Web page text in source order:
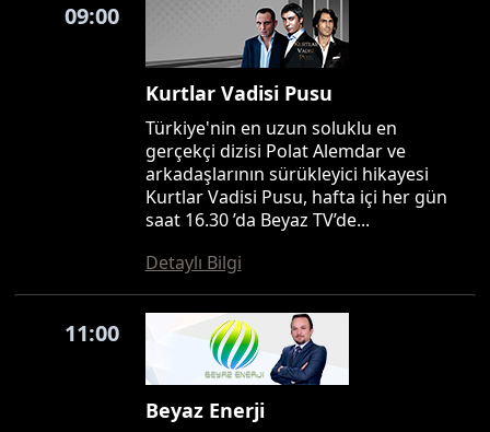
09:00
Kurtlar Vadisi Pusu
Türkiye'nin en uzun soluklu en
gerçekçi dizisi Polat Alemdar ve
arkadaşlarının sürükleyici hikayesi
Kurtlar Vadisi Pusu, hafta içi her gün
saat 16.30 ’da Beyaz TV’de...
Detaylı Bilgi
11:00
Beyaz Enerji